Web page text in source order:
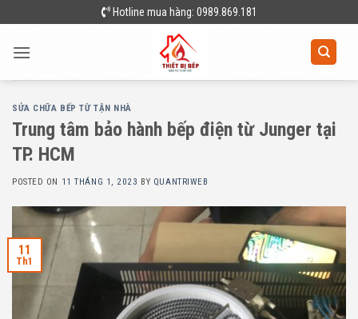
to
content
Hotline mua hàng: 0989.869.181
SỬA CHỮA BẾP TỪ TẬN NHÀ
Trung tâm bảo hành bếp điện từ Junger tại
TP. HCM
POSTED ON 11 THÁNG 1, 2023 BY QUANTRIWEB
11
Th1